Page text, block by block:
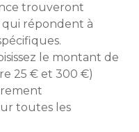
trouveront
répondent à
le montant de
25 € et 300 €)
toutes les